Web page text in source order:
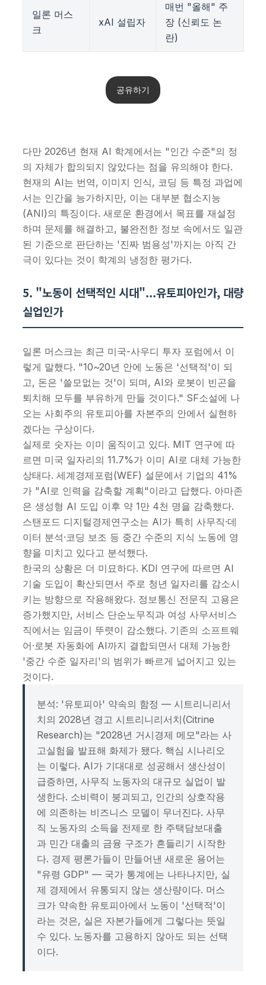
일론 머스
크
xAI 설립자
매번 "올해" 주
장 (신뢰도 논
란)
공유하기
다만 2026년 현재 AI 학계에서는 "인간 수준"의 정
의 자체가 합의되지 않았다는 점을 유의해야 한다.
현재의 AI는 번역, 이미지 인식, 코딩 등 특정 과업에
서는 인간을 능가하지만, 이는 대부분 협소지능
(ANI)의 특징이다. 새로운 환경에서 목표를 재설정
하며 문제를 해결하고, 불완전한 정보 속에서도 일관
된 기준으로 판단하는 '진짜 범용성'까지는 아직 간
극이 있다는 것이 학계의 냉정한 평가다.
5. "노동이 선택적인 시대"...유토피아인가, 대량
실업인가
일론 머스크는 최근 미국-사우디 투자 포럼에서 이
렇게 말했다. "10~20년 안에 노동은 '선택적'이 되
고, 돈은 '쓸모없는 것'이 되며, AI와 로봇이 빈곤을
퇴치해 모두를 부유하게 만들 것이다." SF소설에 나
오는 사회주의 유토피아를 자본주의 안에서 실현하
겠다는 구상이다.
실제로 숫자는 이미 움직이고 있다. MIT 연구에 따
르면 미국 일자리의 11.7%가 이미 AI로 대체 가능한
상태다. 세계경제포럼(WEF) 설문에서 기업의 41%
가 "AI로 인력을 감축할 계획"이라고 답했다. 아마존
은 생성형 AI 도입 이후 약 1만 4천 명을 감축했다.
스탠포드 디지털경제연구소는 AI가 특히 사무직·데
이터 분석·코딩 보조 등 중간 수준의 지식 노동에 영
향을 미치고 있다고 분석했다.
한국의 상황은 더 미묘하다. KDI 연구에 따르면 AI
기술 도입이 확산되면서 주로 청년 일자리를 감소시
키는 방향으로 작용해왔다. 정보통신 전문직 고용은
증가했지만, 서비스 단순노무직과 여성 사무서비스
직에서는 임금이 뚜렷이 감소했다. 기존의 소프트웨
어·로봇 자동화에 AI까지 결합되면서 대체 가능한
'중간 수준 일자리'의 범위가 빠르게 넓어지고 있는
것이다.
분석: '유토피아' 약속의 함정 — 시트리니리서
치의 2028년 경고 시트리니리서치(Citrine
Research)는 "2028년 거시경제 메모"라는 사
고실험을 발표해 화제가 됐다. 핵심 시나리오
는 이렇다. AI가 기대대로 성공해서 생산성이
급증하면, 사무직 노동자의 대규모 실업이 발
생한다. 소비력이 붕괴되고, 인간의 상호작용
에 의존하는 비즈니스 모델이 무너진다. 사무
직 노동자의 소득을 전제로 한 주택담보대출
과 민간 대출의 금융 구조가 흔들리기 시작한
다. 경제 평론가들이 만들어낸 새로운 용어는
"유령 GDP" — 국가 통계에는 나타나지만, 실
제 경제에서 유통되지 않는 생산량이다. 머스
크가 약속한 유토피아에서 노동이 '선택적'이
라는 것은, 실은 자본가들에게 그렇다는 뜻일
수 있다. 노동자를 고용하지 않아도 되는 선택
이다.